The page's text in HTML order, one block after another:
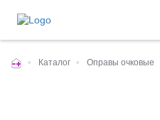
• Каталог • Оправы очковые